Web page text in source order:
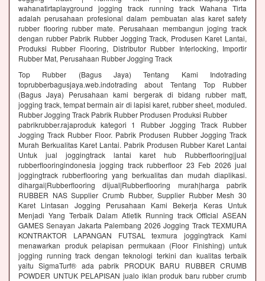
wahanatirtaplayground jogging track running track Wahana Tirta
adalah perusahaan profesional dalam pembuatan alas karet safety
rubber flooring rubber mate. Perusahaan membangun joging track
dengan rubber Pabrik Rubber Jogging Track, Produsen Karet Lantai,
Produksi Rubber Flooring, Distributor Rubber Interlocking, Importir
Rubber Mat, Perusahaan Rubber Jogging Track
Top Rubber (Bagus Jaya) Tentang Kami Indotrading
toprubberbagusjaya.web.indotrading about Tentang Top Rubber
(Bagus Jaya) Perusahaan kami bergerak di bidang rubber matt,
jogging track, tempat bermain air di lapisi karet, rubber sheet, moduled.
Rubber Jogging Track Pabrik Rubber Produsen Produksi Rubber
pabrikrubber.rajaproduk kategori 1 Rubber Jogging Track Rubber
Jogging Track Rubber Floor. Pabrik Produsen Rubber Jogging Track
Murah Berkualitas Karet Lantai. Pabrik Produsen Rubber Karet Lantai
Untuk jual joggingtrack lantai karet hub Rubberflooring|jual
rubberflooringindonesia jogging track rubberfloor 23 Feb 2026 jual
joggingtrack rubberflooring yang berkualitas dan mudah diaplikasi.
dihargai|Rubberflooring dijual|Rubberflooring murah|harga pabrik
RUBBER NAS Supplier Crumb Rubber, Supplier Rubber Mesh 30
Karet Lintasan Jogging Perusahaan Kami Bekerja Keras Untuk
Menjadi Yang Terbaik Dalam Atletik Running track Official ASEAN
GAMES Senayan Jakarta Palembang 2026 Jogging Track TEXMURA
KONTRAKTOR LAPANGAN FUTSAL texmura joggingtrack Kami
menawarkan produk pelapisan permukaan (Floor Finishing) untuk
jogging running track dengan teknologi terkini dan kualitas terbaik
yaitu SigmaTurf® ada pabrik PRODUK BARU RUBBER CRUMB
POWDER UNTUK PELAPISAN jualo iklan produk baru rubber crumb